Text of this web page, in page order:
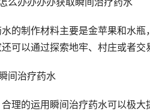
水的制作材料主要是金苹果和水
可以通过探索地牢、村庄或者交
间治疗药水
理的运用瞬间治疗药水可以极